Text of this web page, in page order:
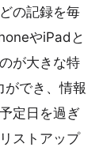
の記録を毎
やiPadと
が大きな特
ができ、情報
定日を過ぎ
ストアップ